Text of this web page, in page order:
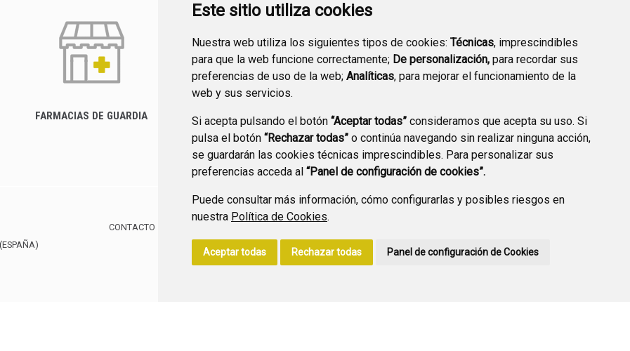
Este sitio utiliza cookies
Nuestra web utiliza los siguientes tipos de cookies: Técnicas, imprescindibles
para que la web funcione correctamente; De personalización, para recordar sus
preferencias de uso de la web; Analíticas, para mejorar el funcionamiento de la
web y sus servicios.
Si acepta pulsando el botón “Aceptar todas” consideramos que acepta su uso. Si
pulsa el botón “Rechazar todas” o continúa navegando sin realizar ninguna acción,
se guardarán las cookies técnicas imprescindibles. Para personalizar sus
preferencias acceda al “Panel de configuración de cookies”.
Puede consultar más información, cómo configurarlas y posibles riesgos en
nuestra Política de Cookies.
Aceptar todas Rechazar todas Panel de configuración de Cookies
FARMACIAS DE GUARDIA
CANAL YOUTUBE
PREGUNTAS
FRECUENTES
PLAN DE ACCIÓN LOCAL
2030
(ESPAÑA)
CONTACTO